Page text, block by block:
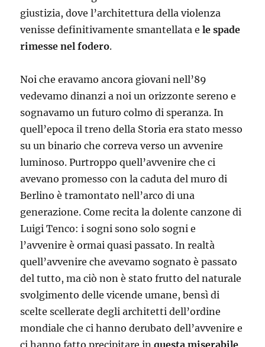
giustizia, dove l’architettura della violenza
venisse definitivamente smantellata ele spade
rimesse nel fodero.
Noi che eravamo ancora giovani nell’89
vedevamo dinanzi a noi un orizzonte sereno e
sognavamo un futuro colmo di speranza. In
quell’epoca il treno della Storia era stato messo
su un binario che correva verso un avvenire
luminoso. Purtroppo quell’avvenire che ci
avevano promesso con la caduta del muro di
Berlino è tramontato nell’arco di una
generazione. Come recita la dolente canzone di
Luigi Tenco: i sogni sono solo sogni e
l’avvenire è ormai quasi passato. In realtà
quell’avvenire che avevamo sognato è passato
del tutto, ma ciò non è stato frutto del naturale
svolgimento delle vicende umane, bensì di
scelte scellerate degli architetti dell’ordine
mondiale che ci hanno derubato dell’avvenire e
ci hanno fatto precipitare inquesta miserabile